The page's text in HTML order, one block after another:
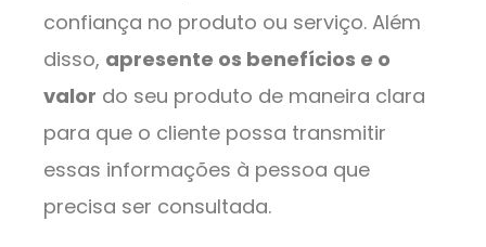
confiança no produto ou serviço. Além
disso, apresente os benefícios e o
valor do seu produto de maneira clara
para que o cliente possa transmitir
essas informações à pessoa que
precisa ser consultada.